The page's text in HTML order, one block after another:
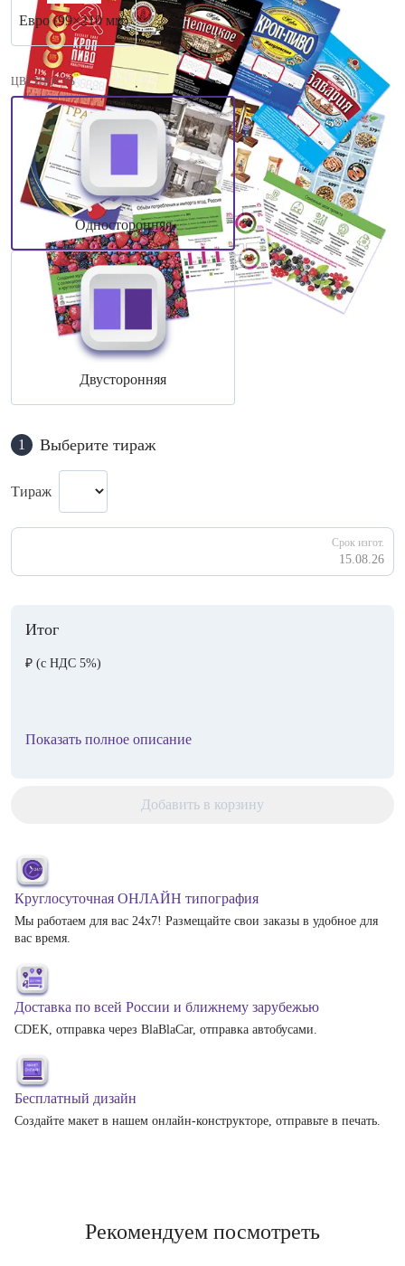
Евро (99×210 мм)
ЦВЕТНОСТЬ
Односторонняя
Двусторонняя
1 Выберите тираж
Тираж
Срок изгот.
15.08.26
Итог
₽ (с НДС 5%)
Показать полное описание
Добавить в корзину
Круглосуточная ОНЛАЙН типография
Мы работаем для вас 24х7! Размещайте свои заказы в удобное для
вас время.
Доставка по всей России и ближнему зарубежью
CDEK, отправка через BlaBlaCar, отправка автобусами.
Бесплатный дизайн
Создайте макет в нашем онлайн-конструкторе, отправьте в печать.
Рекомендуем посмотреть